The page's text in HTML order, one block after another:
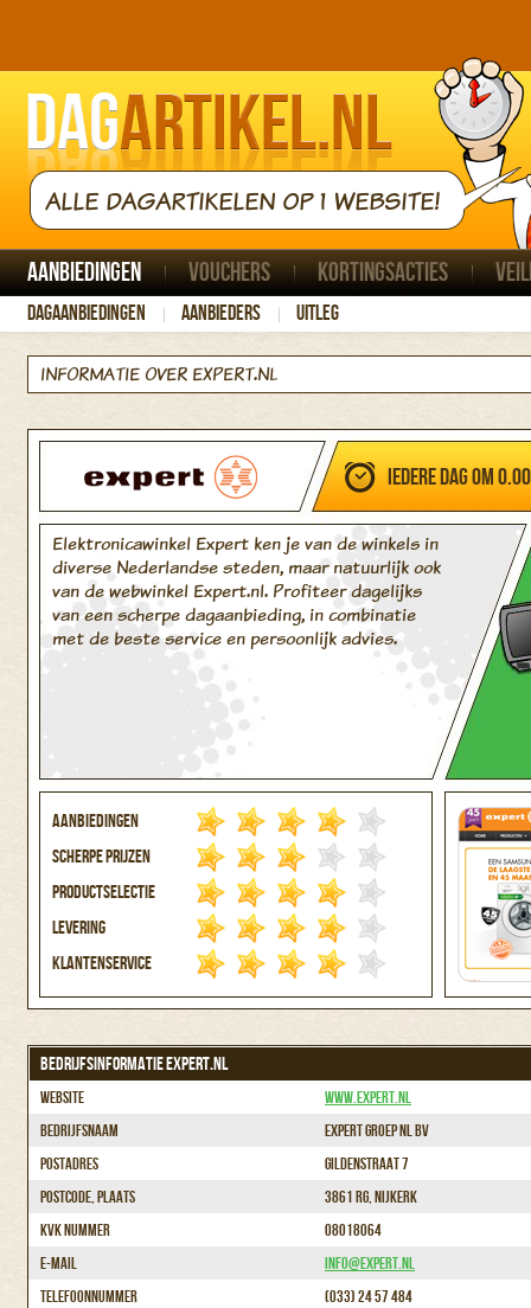
ALLE DAGARTIKELEN OP 1 WEBSITE!
Aanbiedingen Vouchers Kortingsacties
Dagaanbiedingen Aanbieders Uitleg
INFORMATIE OVER EXPERT.NL
Iedere dag om
Elektronicawinkel Expert ken je van de winkels in
diverse Nederlandse steden, maar natuurlijk ook
van de webwinkel Expert.nl. Profiteer dagelijks
van een scherpe dagaanbieding, in combinatie
met de beste service en persoonlijk advies.
Aanbiedingen
Scherpe prijzen
Productselectie
Levering
Klantenservice
BEDRIJFSINFORMATIE EXPERT.NL
Website
www.expert.nl
Bedrijfsnaam
Expert Groep NL BV
Postadres
Gildenstraat 7
Postcode, plaats
3861 RG, Nijkerk
KvK nummer
08018064
E-mail
info@expert.nl
Telefoonnummer
(033) 24 57 484